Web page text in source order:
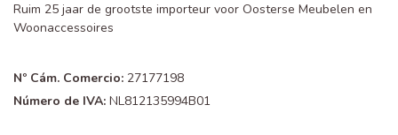
Ruim 25 jaar de grootste importeur voor Oosterse Meubelen en
Woonaccessoires
Nº Cám. Comercio: 27177198
Número de IVA: NL812135994B01